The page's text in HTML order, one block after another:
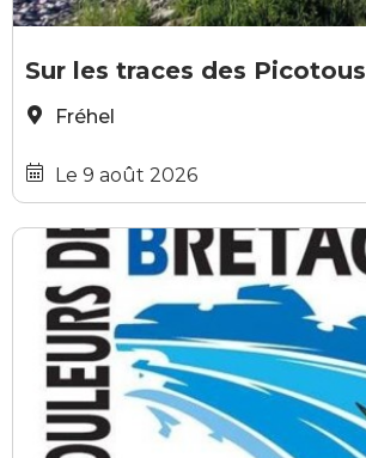
Sur les traces des Picotous
Fréhel
Le 9 août 2026